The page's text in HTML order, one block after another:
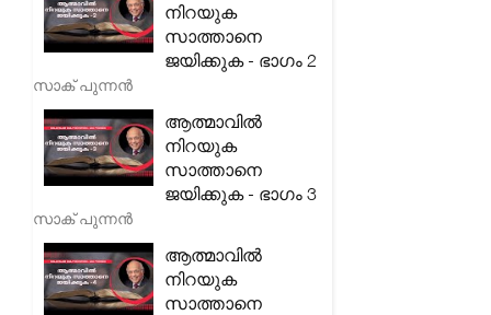
നിറയുക
സാത്താനെ
ജയിക്കുക - ഭാഗം 2
സാക് പുന്നൻ
ആത്മാവിൽ
നിറയുക
സാത്താനെ
ജയിക്കുക - ഭാഗം 3
സാക് പുന്നൻ
ആത്മാവിൽ
നിറയുക
സാത്താനെ